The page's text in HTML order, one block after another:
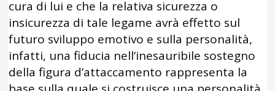
cura di lui e che la relativa sicurezza o
insicurezza di tale legame avrà effetto sul
futuro sviluppo emotivo e sulla personalità,
infatti, una fiducia nell’inesauribile sostegno
della figura d’attaccamento rappresenta la